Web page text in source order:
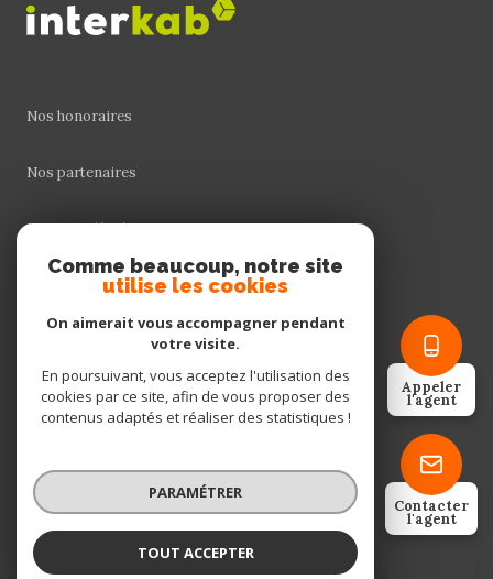
MARIE VIGNES
Appeler
l'agent
Contacter
l'agent
Nos honoraires
Nos partenaires
Mentions légales
Cookies
© 2026 | Tous droits réservés
Réalisé par
Comme beaucoup, notre site
utilise les cookies
On aimerait vous accompagner pendant
votre visite.
En poursuivant, vous acceptez l'utilisation des
cookies par ce site, afin de vous proposer des
contenus adaptés et réaliser des statistiques !
PARAMÉTRER
TOUT ACCEPTER